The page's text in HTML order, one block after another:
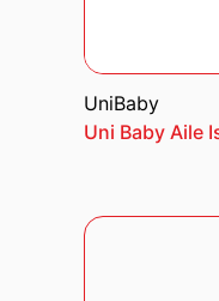
UniBaby
Uni Baby Aile